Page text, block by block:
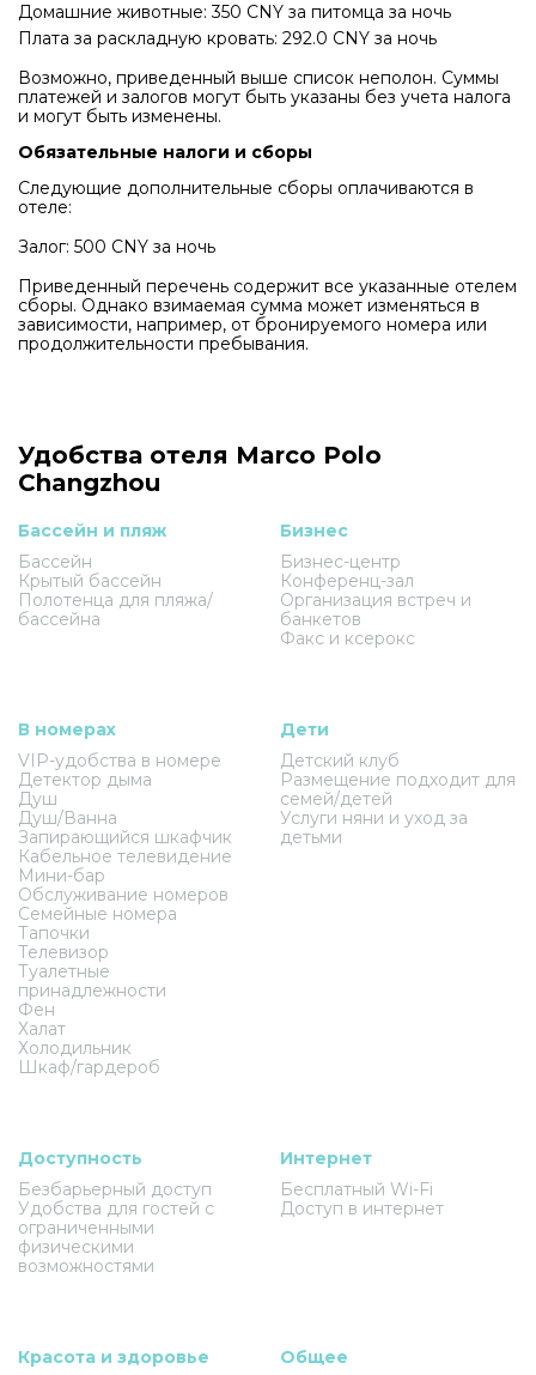
Домашние животные: 350 CNY за питомца за ночь
Плата за раскладную кровать: 292.0 CNY за ночь
Возможно, приведенный выше список неполон. Суммы
платежей и залогов могут быть указаны без учета налога
и могут быть изменены.
Обязательные налоги и сборы
Следующие дополнительные сборы оплачиваются в
отеле:
Залог: 500 CNY за ночь
Приведенный перечень содержит все указанные отелем
сборы. Однако взимаемая сумма может изменяться в
зависимости, например, от бронируемого номера или
продолжительности пребывания.
Удобства отеля Marco Polo
Changzhou
Бассейн и пляж
Бассейн
Крытый бассейн
Полотенца для пляжа/
бассейна
Бизнес
Бизнес-центр
Конференц-зал
Организация встреч и
банкетов
Факс и ксерокс
В номерах
VIP-удобства в номере
Детектор дыма
Душ
Душ/Ванна
Запирающийся шкафчик
Кабельное телевидение
Мини-бар
Обслуживание номеров
Семейные номера
Тапочки
Телевизор
Туалетные
принадлежности
Фен
Халат
Холодильник
Шкаф/гардероб
Дети
Детский клуб
Размещение подходит для
семей/детей
Услуги няни и уход за
детьми
Доступность
Безбарьерный доступ
Удобства для гостей с
ограниченными
физическими
возможностями
Интернет
Бесплатный Wi-Fi
Доступ в интернет
Красота и здоровье
Общее